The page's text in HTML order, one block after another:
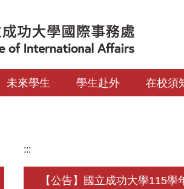
未來學生 學生赴外 在校須
:::
【公告】國立成功大學115